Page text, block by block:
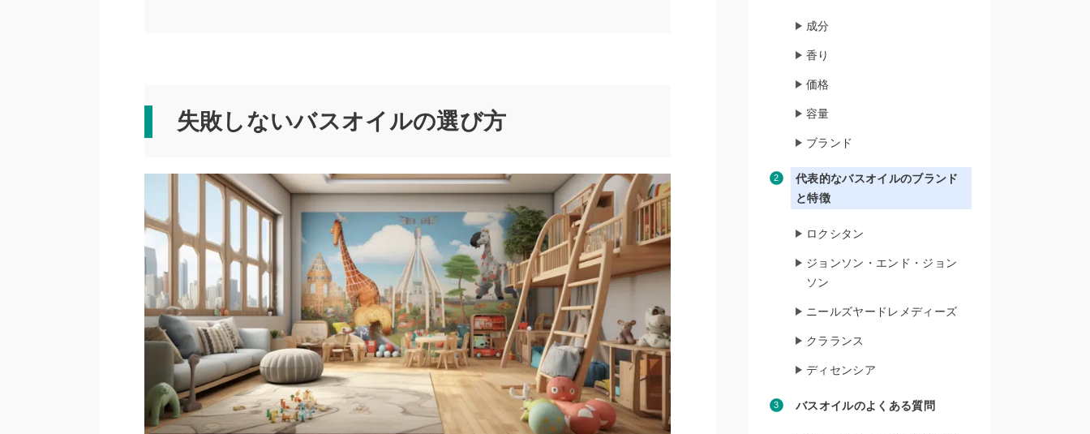
失敗しないバスオイルの選び方
成分
香り
価格
容量
ブランド
代表的なバスオイルのブランド
と特徴
ロクシタン
ジョンソン・エンド・ジョン
ソン
ニールズヤードレメディーズ
クラランス
ディセンシア
バスオイルのよくある質問